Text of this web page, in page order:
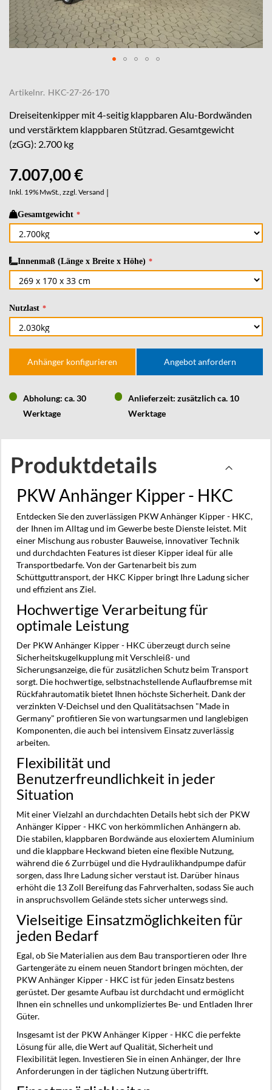
the
beginning
of
the
images
Artikelnr. HKC-27-26-170
Dreiseitenkipper mit 4-seitig klappbaren Alu-Bordwänden
und verstärktem klappbaren Stützrad. Gesamtgewicht
(zGG): 2.700 kg
7.007,00 €
Inkl. 19% MwSt., zzgl. Versand |
Gesamtgewicht
Innenmaß (Länge x Breite x Höhe)
Nutzlast
Anhänger konfigurieren Angebot anfordern
Abholung: ca. 30
Werktage
Anlieferzeit: zusätzlich ca. 10
Werktage
Produktdetails
PKW Anhänger Kipper - HKC
Entdecken Sie den zuverlässigen PKW Anhänger Kipper - HKC,
der Ihnen im Alltag und im Gewerbe beste Dienste leistet. Mit
einer Mischung aus robuster Bauweise, innovativer Technik
und durchdachten Features ist dieser Kipper ideal für alle
Transportbedarfe. Von der Gartenarbeit bis zum
Schüttguttransport, der HKC Kipper bringt Ihre Ladung sicher
und effizient ans Ziel.
Hochwertige Verarbeitung für
optimale Leistung
Der PKW Anhänger Kipper - HKC überzeugt durch seine
Sicherheitskugelkupplung mit Verschleiß- und
Sicherungsanzeige, die für zusätzlichen Schutz beim Transport
sorgt. Die hochwertige, selbstnachstellende Auflaufbremse mit
Rückfahrautomatik bietet Ihnen höchste Sicherheit. Dank der
verzinkten V-Deichsel und den Qualitätsachsen "Made in
Germany" profitieren Sie von wartungsarmen und langlebigen
Komponenten, die auch bei intensivem Einsatz zuverlässig
arbeiten.
Flexibilität und
Benutzerfreundlichkeit in jeder
Situation
Mit einer Vielzahl an durchdachten Details hebt sich der PKW
Anhänger Kipper - HKC von herkömmlichen Anhängern ab.
Die stabilen, klappbaren Bordwände aus eloxiertem Aluminium
und die klappbare Heckwand bieten eine flexible Nutzung,
während die 6 Zurrbügel und die Hydraulikhandpumpe dafür
sorgen, dass Ihre Ladung sicher verstaut ist. Darüber hinaus
erhöht die 13 Zoll Bereifung das Fahrverhalten, sodass Sie auch
in anspruchsvollem Gelände stets sicher unterwegs sind.
Vielseitige Einsatzmöglichkeiten für
jeden Bedarf
Egal, ob Sie Materialien aus dem Bau transportieren oder Ihre
Gartengeräte zu einem neuen Standort bringen möchten, der
PKW Anhänger Kipper - HKC ist für jeden Einsatz bestens
gerüstet. Der gesamte Aufbau ist durchdacht und ermöglicht
Ihnen ein schnelles und unkompliziertes Be- und Entladen Ihrer
Güter.
Insgesamt ist der PKW Anhänger Kipper - HKC die perfekte
Lösung für alle, die Wert auf Qualität, Sicherheit und
Flexibilität legen. Investieren Sie in einen Anhänger, der Ihre
Anforderungen in der täglichen Nutzung übertrifft.